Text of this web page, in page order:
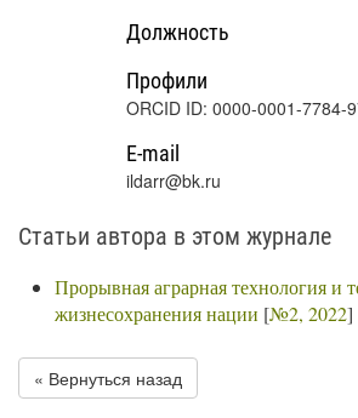
Должность
Профили
ORCID ID: 0000-0001-7784-
E-mail
ildarr@bk.ru
Статьи автора в этом журнале
Прорывная аграрная технология и
жизнесохранения нации [№2, 2022]
« Вернуться назад